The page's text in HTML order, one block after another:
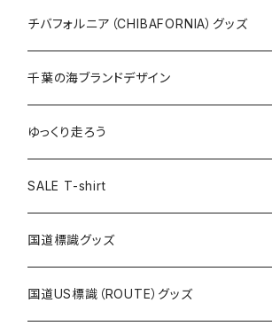
Tシャツ
キャップ
トートバッグ
ランチバッグ
エコバッグ
缶バッジ
キーホルダー
クリアファイル
ステッカー
缶バッジ
キーホルダー
クリアファイル
ステッカー大
缶バッジ32mm
缶バッジ54mm
エコバッグ
JAGUARさんコラボグッズ
Tシャツ
ステッカー
サコッシュ
ホテルキーホルダー
モーテルキーホルダー
トートバッグ
ステッカー
缶バッジ
クリアファイル
マスク
エコバッグ
千葉ロッテマリーンズコラボ
Tシャツ
キャップ
エコバッグ
ステッカー
モーテルキーホルダー
ホテルキーホルダー
チバフォルニア（CHIBAFORNIA）グッズ
Tシャツ
キャップ
ステッカー
ホテルキーホルダー
千葉の海ブランドデザイン
Tシャツ
キャップ
ステッカー
ゆっくり走ろう
Tシャツ
ステッカー
ホテルキーホルダー
SALE T-shirt
国道標識グッズ
ステッカー
国道US標識（ROUTE）グッズ